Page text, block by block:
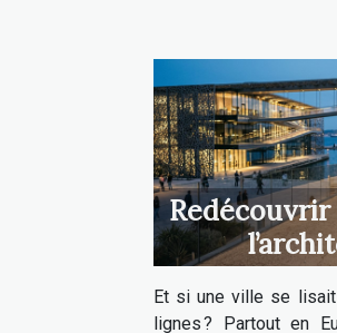
voyage
Et si une ville se
lignes ? Partout en